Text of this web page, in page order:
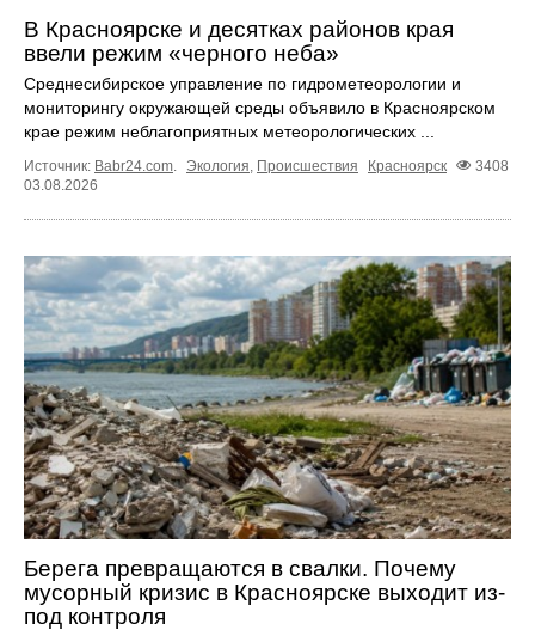
В Красноярске и десятках районов края
ввели режим «черного неба»
Среднесибирское управление по гидрометеорологии и
мониторингу окружающей среды объявило в Красноярском
крае режим неблагоприятных метеорологических ...
Источник: Babr24.com. Экология, Происшествия Красноярск
3408
03.08.2026
Берега превращаются в свалки. Почему
мусорный кризис в Красноярске выходит из-
под контроля